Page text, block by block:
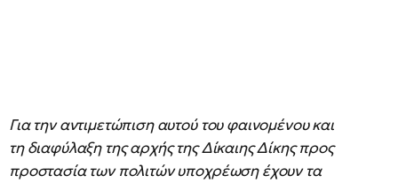
Για την αντιμετώπιση αυτού του φαινομένου και
τη διαφύλαξη της αρχής της Δίκαιης Δίκης προς
προστασία των πολιτών υποχρέωση έχουν τα